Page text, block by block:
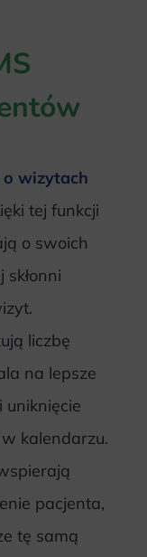
wizytach
tej funkcji
o swoich
liczbę
na lepsze
kalendarzu.
pacjenta,
tę samą